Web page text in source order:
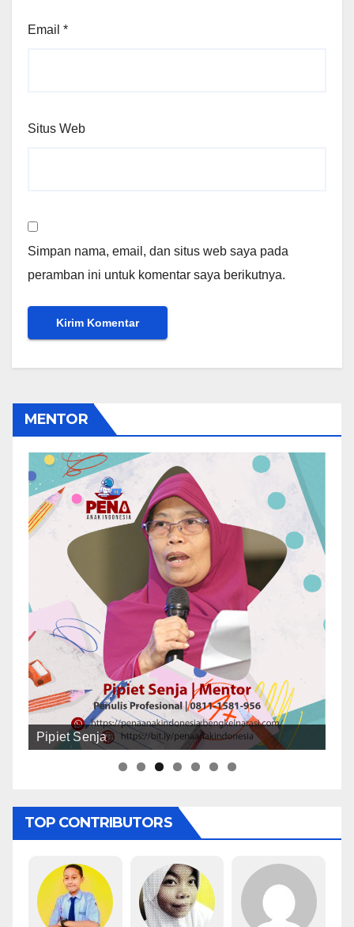
Email *
Situs Web
Simpan nama, email, dan situs web saya pada
peramban ini untuk komentar saya berikutnya.
MENTOR
Pipiet Senja
Ruslan Ismail Mage
TOP CONTRIBUTORS